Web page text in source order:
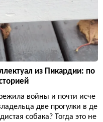
из Пикардии: по
войны и почти исче
две прогулки в де
собака? Тогда это не